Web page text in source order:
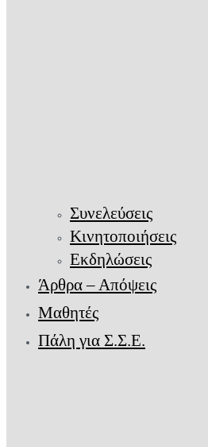
Συνελεύσεις
Κινητοποιήσεις
Εκδηλώσεις
Άρθρα – Απόψεις
Μαθητές
Πάλη για Σ.Σ.Ε.